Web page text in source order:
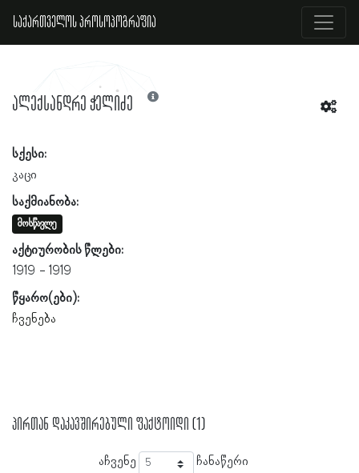
საქართველოს პროსოპოგრაფია
ალექსანდრე ჭელიძე
სქესი:
კაცი
საქმიანობა:
მოსწავლე
აქტიურობის წლები:
1919
1919
წყარო(ები):
ჩვენება
პირთან დაკავშირებული ფაქტოიდი (1)
აჩვენე ჩანაწერი